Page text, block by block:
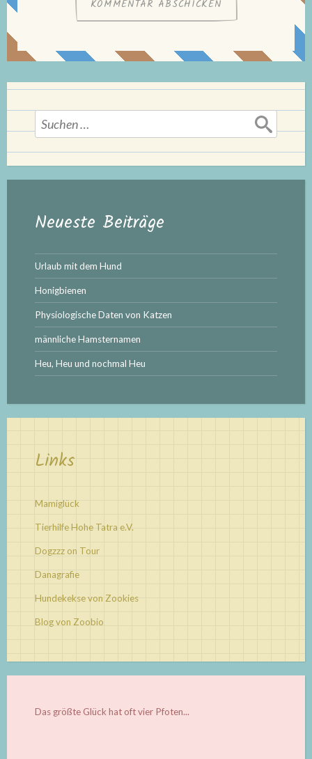
Suchen
nach:
Neueste Beiträge
Urlaub mit dem Hund
Honigbienen
Physiologische Daten von Katzen
männliche Hamsternamen
Heu, Heu und nochmal Heu
Links
Mamiglück
Tierhilfe Hohe Tatra e.V.
Dogzzz on Tour
Danagrafie
Hundekekse von Zookies
Blog von Zoobio
Das größte Glück hat oft vier Pfoten...